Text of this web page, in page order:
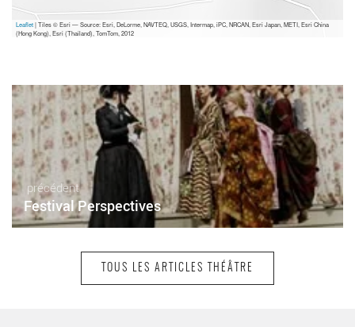
Leaflet| Tiles © Esri — Source: Esri, DeLorme, NAVTEQ, USGS, Intermap, iPC, NRCAN, Esri Japan, METI, Esri China
(Hong Kong), Esri (Thailand), TomTom, 2012
précédent
Festival Perspectives
TOUS LES ARTICLES THÉÂTRE